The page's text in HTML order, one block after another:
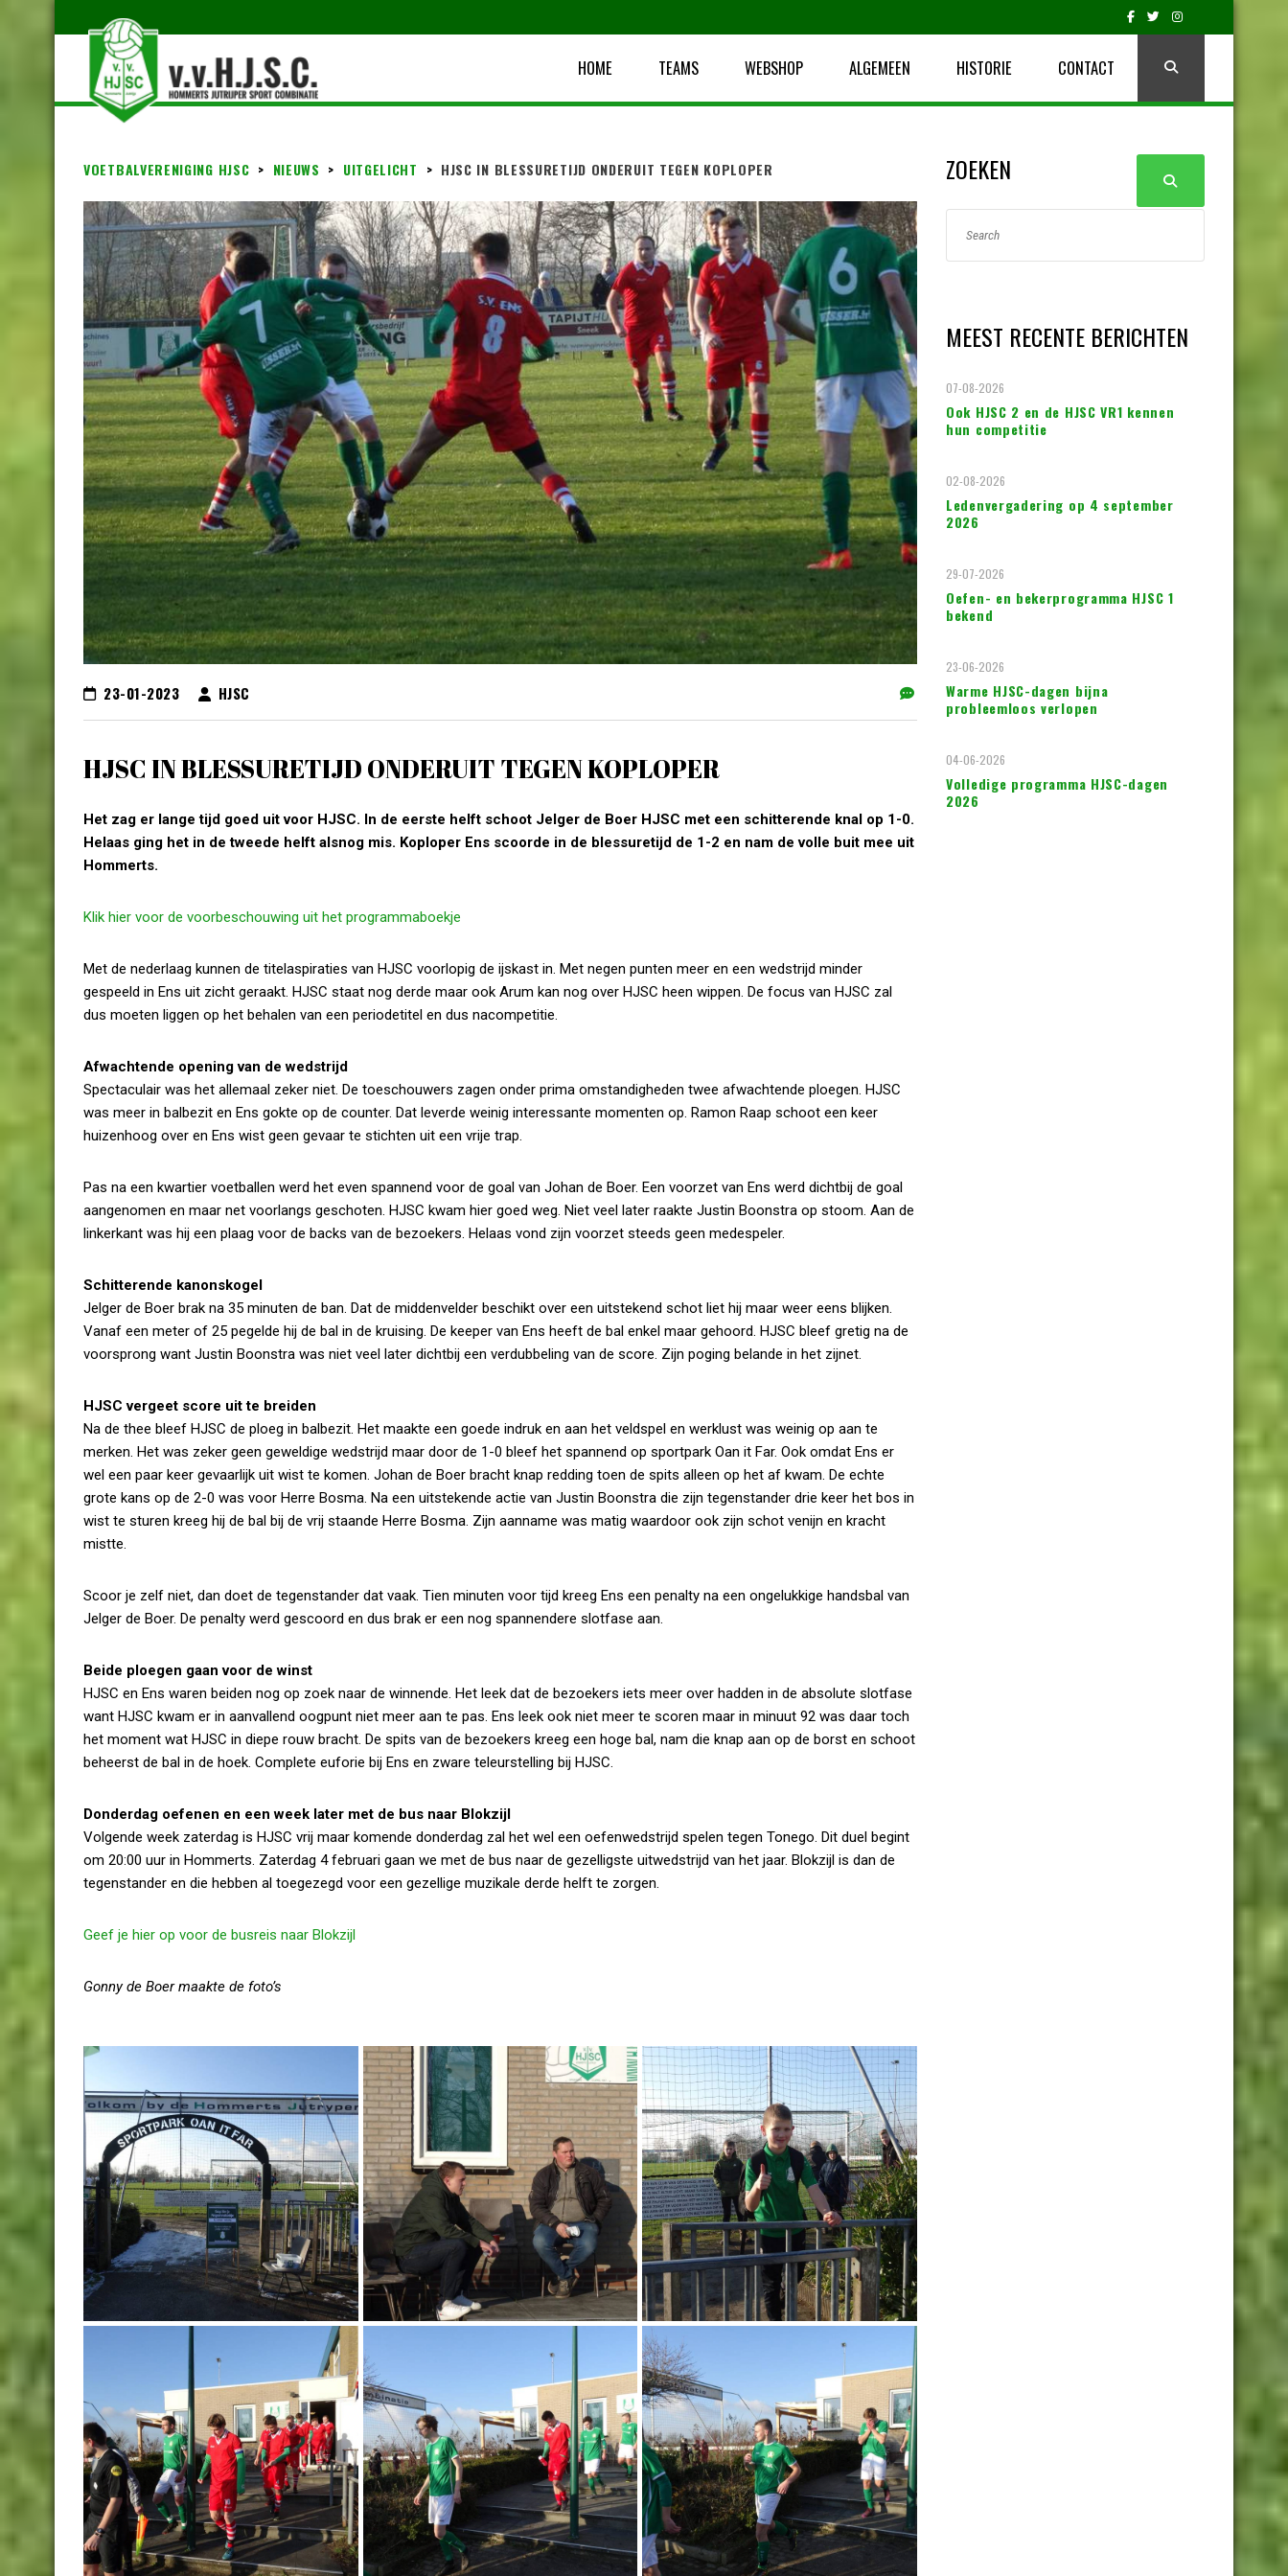
HOME TEAMS WEBSHOP ALGEMEEN HISTORIE CONTACT
VOETBALVERENIGING HJSC > NIEUWS > UITGELICHT > HJSC IN BLESSURETIJD ONDERUIT TEGEN KOPLOPER
23-01-2023 HJSC
HJSC IN BLESSURETIJD ONDERUIT TEGEN KOPLOPER
Het zag er lange tijd goed uit voor HJSC. In de eerste helft schoot Jelger de Boer HJSC met een schitterende knal op 1-0.
Helaas ging het in de tweede helft alsnog mis. Koploper Ens scoorde in de blessuretijd de 1-2 en nam de volle buit mee uit
Hommerts.
Klik hier voor de voorbeschouwing uit het programmaboekje
Met de nederlaag kunnen de titelaspiraties van HJSC voorlopig de ijskast in. Met negen punten meer en een wedstrijd minder
gespeeld in Ens uit zicht geraakt. HJSC staat nog derde maar ook Arum kan nog over HJSC heen wippen. De focus van HJSC zal
dus moeten liggen op het behalen van een periodetitel en dus nacompetitie.
Afwachtende opening van de wedstrijd
Spectaculair was het allemaal zeker niet. De toeschouwers zagen onder prima omstandigheden twee afwachtende ploegen. HJSC
was meer in balbezit en Ens gokte op de counter. Dat leverde weinig interessante momenten op. Ramon Raap schoot een keer
huizenhoog over en Ens wist geen gevaar te stichten uit een vrije trap.
Pas na een kwartier voetballen werd het even spannend voor de goal van Johan de Boer. Een voorzet van Ens werd dichtbij de goal
aangenomen en maar net voorlangs geschoten. HJSC kwam hier goed weg. Niet veel later raakte Justin Boonstra op stoom. Aan de
linkerkant was hij een plaag voor de backs van de bezoekers. Helaas vond zijn voorzet steeds geen medespeler.
Schitterende kanonskogel
Jelger de Boer brak na 35 minuten de ban. Dat de middenvelder beschikt over een uitstekend schot liet hij maar weer eens blijken.
Vanaf een meter of 25 pegelde hij de bal in de kruising. De keeper van Ens heeft de bal enkel maar gehoord. HJSC bleef gretig na de
voorsprong want Justin Boonstra was niet veel later dichtbij een verdubbeling van de score. Zijn poging belande in het zijnet.
HJSC vergeet score uit te breiden
Na de thee bleef HJSC de ploeg in balbezit. Het maakte een goede indruk en aan het veldspel en werklust was weinig op aan te
merken. Het was zeker geen geweldige wedstrijd maar door de 1-0 bleef het spannend op sportpark Oan it Far. Ook omdat Ens er
wel een paar keer gevaarlijk uit wist te komen. Johan de Boer bracht knap redding toen de spits alleen op het af kwam. De echte
grote kans op de 2-0 was voor Herre Bosma. Na een uitstekende actie van Justin Boonstra die zijn tegenstander drie keer het bos in
wist te sturen kreeg hij de bal bij de vrij staande Herre Bosma. Zijn aanname was matig waardoor ook zijn schot venijn en kracht
mistte.
Scoor je zelf niet, dan doet de tegenstander dat vaak. Tien minuten voor tijd kreeg Ens een penalty na een ongelukkige handsbal van
Jelger de Boer. De penalty werd gescoord en dus brak er een nog spannendere slotfase aan.
Beide ploegen gaan voor de winst
HJSC en Ens waren beiden nog op zoek naar de winnende. Het leek dat de bezoekers iets meer over hadden in de absolute slotfase
want HJSC kwam er in aanvallend oogpunt niet meer aan te pas. Ens leek ook niet meer te scoren maar in minuut 92 was daar toch
het moment wat HJSC in diepe rouw bracht. De spits van de bezoekers kreeg een hoge bal, nam die knap aan op de borst en schoot
beheerst de bal in de hoek. Complete euforie bij Ens en zware teleurstelling bij HJSC.
Donderdag oefenen en een week later met de bus naar Blokzijl
Volgende week zaterdag is HJSC vrij maar komende donderdag zal het wel een oefenwedstrijd spelen tegen Tonego. Dit duel begint
om 20:00 uur in Hommerts. Zaterdag 4 februari gaan we met de bus naar de gezelligste uitwedstrijd van het jaar. Blokzijl is dan de
tegenstander en die hebben al toegezegd voor een gezellige muzikale derde helft te zorgen.
Geef je hier op voor de busreis naar Blokzijl
Gonny de Boer maakte de foto’s
ZOEKEN
MEEST RECENTE BERICHTEN
Ook HJSC 2 en de HJSC VR1 kennen
hun competitie
07-08-2026
Ledenvergadering op 4 september
2026
02-08-2026
Oefen- en bekerprogramma HJSC 1
bekend
29-07-2026
Warme HJSC-dagen bijna
probleemloos verlopen
23-06-2026
Volledige programma HJSC-dagen
2026
04-06-2026